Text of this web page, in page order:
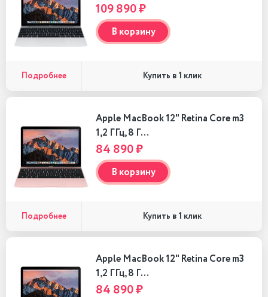
109 890 ₽
В корзину
Подробнее Купить в 1 клик
Apple MacBook 12" Retina Core m3
1,2 ГГц, 8 Г…
84 890 ₽
В корзину
Подробнее Купить в 1 клик
Apple MacBook 12" Retina Core m3
1,2 ГГц, 8 Г…
84 890 ₽